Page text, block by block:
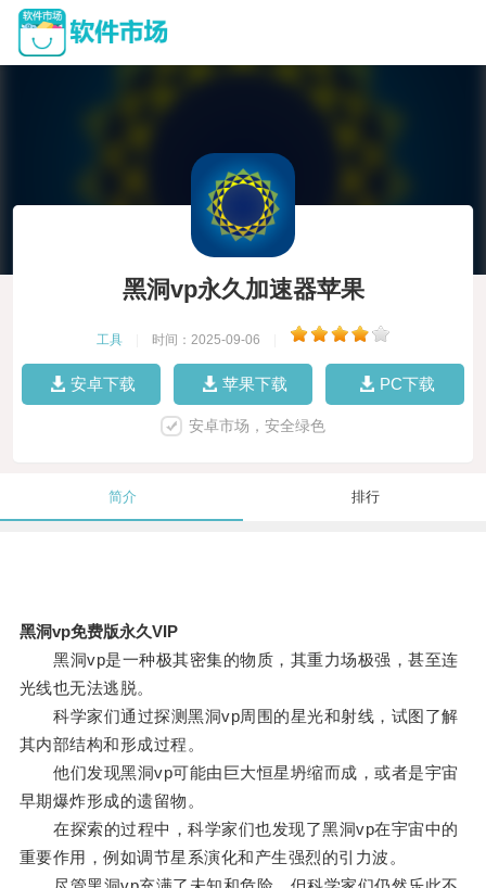
黑洞vp永久加速器苹果
工具 时间：2025-09-06
安卓下载 苹果下载 PC下载
安卓市场，安全绿色
简介 排行
黑洞vp免费版永久VIP
黑洞vp是一种极其密集的物质，其重力场极强，甚至连
光线也无法逃脱。
科学家们通过探测黑洞vp周围的星光和射线，试图了解
其内部结构和形成过程。
他们发现黑洞vp可能由巨大恒星坍缩而成，或者是宇宙
早期爆炸形成的遗留物。
在探索的过程中，科学家们也发现了黑洞vp在宇宙中的
重要作用，例如调节星系演化和产生强烈的引力波。